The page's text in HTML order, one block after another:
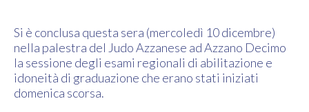
Si è conclusa questa sera (mercoledì 10 dicembre)
nella palestra del Judo Azzanese ad Azzano Decimo
la sessione degli esami regionali di abilitazione e
idoneità di graduazione che erano stati iniziati
domenica scorsa.